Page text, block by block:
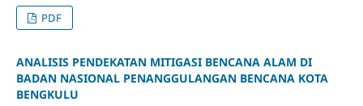
PDF
ANALISIS PENDEKATAN MITIGASI BENCANA ALAM DI
BADAN NASIONAL PENANGGULANGAN BENCANA KOTA
BENGKULU